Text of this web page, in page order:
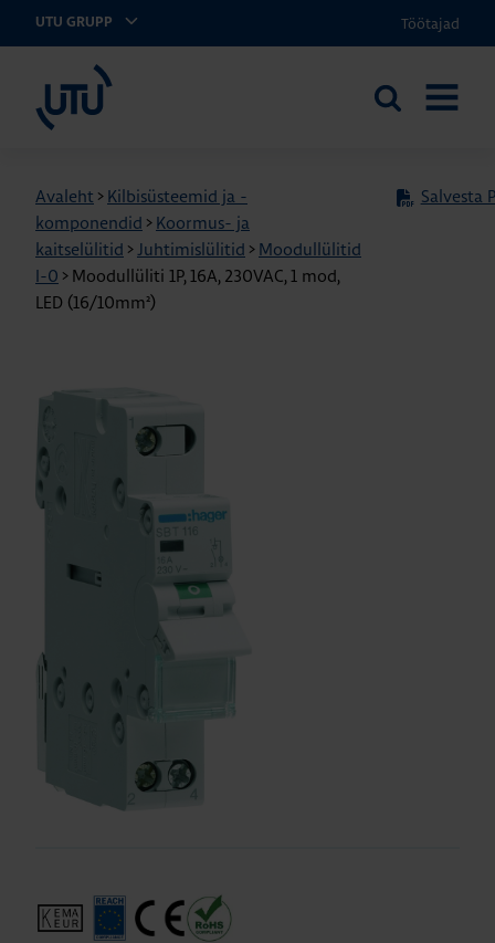
UTU GRUPP Töötajad
Otsi
Avaleht > Kilbisüsteemid ja -
komponendid > Koormus- ja
kaitselülitid >Juhtimislülitid > Moodullülitid
I-0 > Moodullüliti 1P, 16A, 230VAC, 1 mod,
LED (16/10mm²)
Salvesta